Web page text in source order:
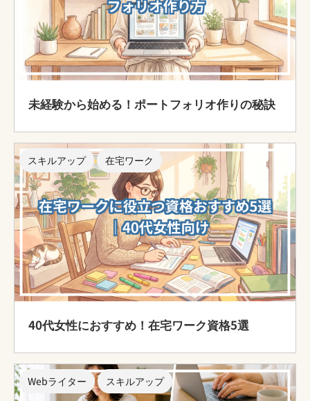
未経験から始める！ポートフォリオ作りの秘訣
スキルアップ 在宅ワーク
40代女性におすすめ！在宅ワーク資格5選
Webライター スキルアップ